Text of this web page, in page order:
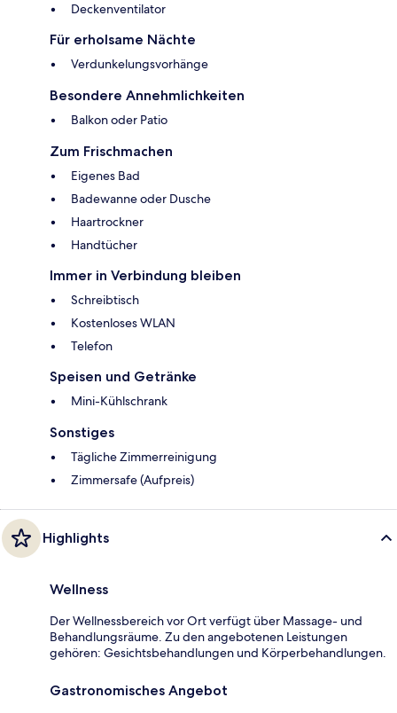
Deckenventilator
Für erholsame Nächte
Verdunkelungsvorhänge
Besondere Annehmlichkeiten
Balkon oder Patio
Zum Frischmachen
Eigenes Bad
Badewanne oder Dusche
Haartrockner
Handtücher
Immer in Verbindung bleiben
Schreibtisch
Kostenloses WLAN
Telefon
Speisen und Getränke
Mini-Kühlschrank
Sonstiges
Tägliche Zimmerreinigung
Zimmersafe (Aufpreis)
Highlights
Wellness
Der Wellnessbereich vor Ort verfügt über Massage- und
Behandlungsräume. Zu den angebotenen Leistungen
gehören: Gesichtsbehandlungen und Körperbehandlungen.
Gastronomisches Angebot